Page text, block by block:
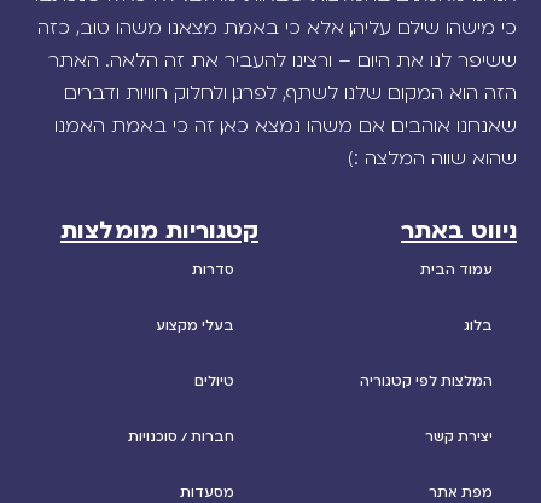
כי מישהו שילם עליהן, אלא כי באמת מצאנו משהו טוב, כזה
ששיפר לנו את היום – ורצינו להעביר את זה הלאה. האתר
הזה הוא המקום שלנו לשתף, לפרגן, ולחלוק חוויות ודברים
שאנחנו אוהבים. אם משהו נמצא כאן, זה כי באמת האמנו
שהוא שווה המלצה :)
ניווט באתר
עמוד הבית
בלוג
המלצות לפי קטגוריה
יצירת קשר
מפת אתר
קטגוריות מומלצות
סדרות
בעלי מקצוע
טיולים
חברות / סוכנויות
מסעדות